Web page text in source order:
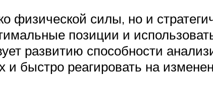
физической силы, но и
позиции и
развитию способности
быстро реагировать на